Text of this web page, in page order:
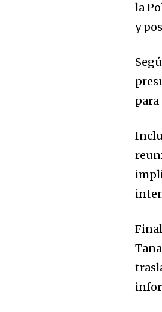
To
the
won't
la
y
para